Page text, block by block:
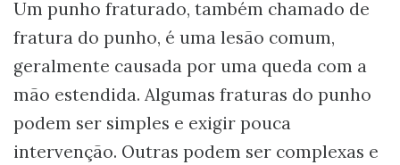
Um punho fraturado, também chamado de
fratura do punho, é uma lesão comum,
geralmente causada por uma queda com a
mão estendida. Algumas fraturas do punho
podem ser simples e exigir pouca
intervenção. Outras podem ser complexas e